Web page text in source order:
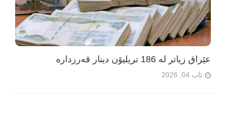
عێراق زیاتر لە 186 تریلیۆن دینار قەرزدارە
ئاب 04, 2026